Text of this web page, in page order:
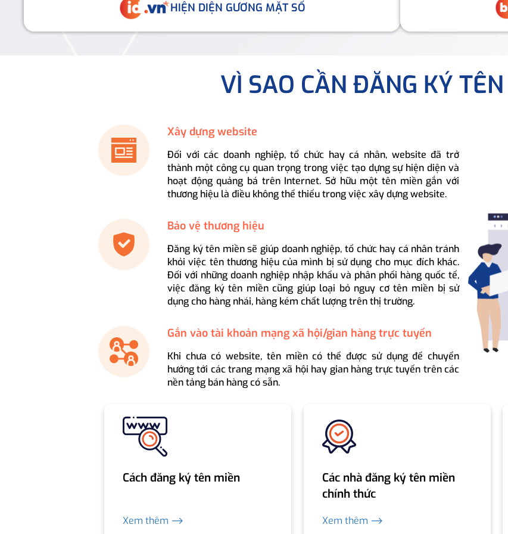
HIỆN DIỆN GƯƠNG MẶT SỐ
VÌ SAO CẦN ĐĂNG KÝ
Xây dựng website
Đối với các doanh nghiệp, tổ chức hay cá nhân, website đã trở
thành một công cụ quan trọng trong việc tạo dựng sự hiện diện và
hoạt động quảng bá trên Internet. Sở hữu một tên miền gắn với
thương hiệu là điều không thể thiếu trong việc xây dựng website.
Bảo vệ thương hiệu
Đăng ký tên miền sẽ giúp doanh nghiệp, tổ chức hay cá nhân tránh
khỏi việc tên thương hiệu của mình bị sử dụng cho mục đích khác.
Đối với những doanh nghiệp nhập khẩu và phân phối hàng quốc tế,
việc đăng ký tên miền cũng giúp loại bỏ nguy cơ tên miền bị sử
dụng cho hàng nhái, hàng kém chất lượng trên thị trường.
Gắn vào tài khoản mạng xã hội/gian hàng trực tuyến
Khi chưa có website, tên miền có thể được sử dụng để chuyển
hướng tới các trang mạng xã hội hay gian hàng trực tuyến trên các
nền tảng bán hàng có sẵn.
Cách đăng ký tên miền
Xem thêm ⟶
Các nhà đăng ký tên miền
chính thức
Xem thêm ⟶